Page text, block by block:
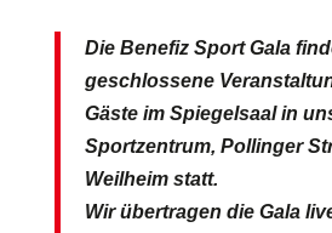
Die Benefiz Sport Gala
geschlossene
Gäste im Spiegelsaal in
Sportzentrum, Pollinger
Weilheim statt.
Wir übertragen die Gala